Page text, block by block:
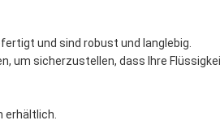
und sind robust und langlebig.
um sicherzustellen, dass Ihre
erhältlich.